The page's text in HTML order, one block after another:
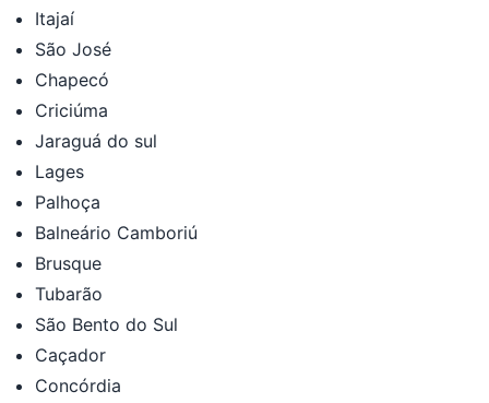
Itajaí
São José
Chapecó
Criciúma
Jaraguá do sul
Lages
Palhoça
Balneário Camboriú
Brusque
Tubarão
São Bento do Sul
Caçador
Concórdia